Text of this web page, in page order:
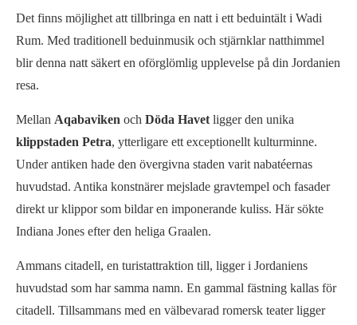
Det finns möjlighet att tillbringa en natt i ett beduintält i Wadi
Rum. Med traditionell beduinmusik och stjärnklar natthimmel
blir denna natt säkert en oförglömlig upplevelse på din Jordanien
resa.
Mellan Aqabaviken och Döda Havet ligger den unika
klippstaden Petra, ytterligare ett exceptionellt kulturminne.
Under antiken hade den övergivna staden varit nabatéernas
huvudstad. Antika konstnärer mejslade gravtempel och fasader
direkt ur klippor som bildar en imponerande kuliss. Här sökte
Indiana Jones efter den heliga Graalen.
Ammans citadell, en turistattraktion till, ligger i Jordaniens
huvudstad som har samma namn. En gammal fästning kallas för
citadell. Tillsammans med en välbevarad romersk teater ligger